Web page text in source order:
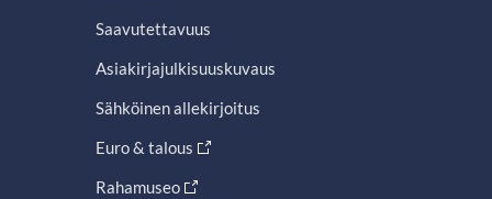
Saavutettavuus
Asiakirjajulkisuuskuvaus
Sähköinen allekirjoitus
Euro & talous
Rahamuseo